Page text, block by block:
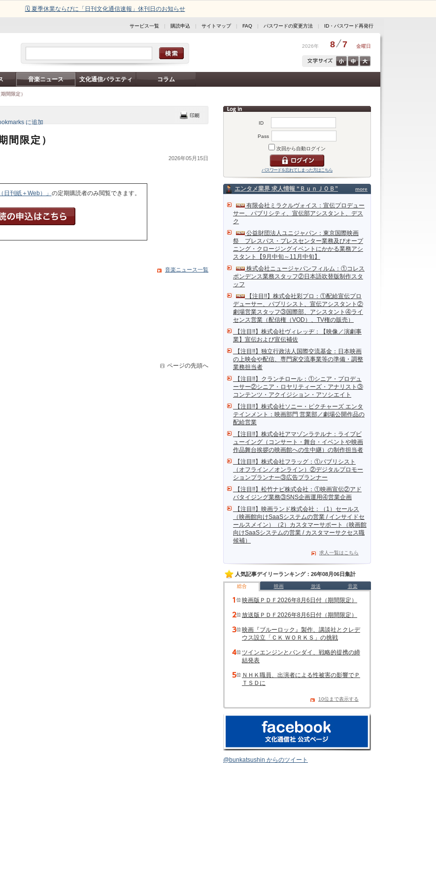
🗓️ 夏季休業ならびに「日刊文化通信速報」休刊日のお知らせ
サービス一覧 | 購読申込 | サイトマップ| FAQ | パスワードの変更方法 | ID・パスワード再発行
2026年 8 7 金曜日
音楽ニュース 文化通信バラエティ コラム
間限定）
ID
Pass
次回から自動ログイン
パスワードを忘れてしまった方はこちら
more
エンタメ業界 求人情報 “ＢｕｎＪＯＢ”
有限会社ミラクルヴォイス：宣伝プロデュー
サー、パブリシティ、宣伝部アシスタント、デス
ク
公益財団法人ユニジャパン：東京国際映画
祭 プレスパス・プレスセンター業務及びオープ
ニング・クロージングイベントにかかる業務アシ
スタント【9月中旬～11月中旬】
株式会社ニュージャパンフィルム：①コレス
ポンデンス業務スタッフ②日本語吹替版制作スタ
ッフ
【注目!!】株式会社彩プロ：①配給宣伝プロ
デューサー、パブリシスト、宣伝アシスタント②
劇場営業スタッフ③国際部、アシスタント④ライ
センス営業（配信権（VOD）、TV権の販売）
【注目!!】株式会社ヴィレッヂ：【映像／演劇事
業】宣伝および宣伝補佐
【注目!!】独立行政法人国際交流基金：日本映画
の上映会や配信、専門家交流事業等の準備・調整
業務担当者
【注目!!】クランチロール：①シニア・プロデュ
ーサー②シニア・ロヤリティーズ・アナリスト③
コンテンツ・アクイジション・アソシエイト
【注目!!】株式会社ソニー・ピクチャーズ エンタ
テインメント：映画部門 営業部／劇場公開作品の
配給営業
【注目!!】株式会社アマゾンラテルナ：ライブビ
ューイング（コンサート・舞台・イベントや映画
作品舞台挨拶の映画館への生中継）の制作担当者
【注目!!】株式会社フラッグ：①パブリシスト
（オフライン／オンライン）②デジタルプロモー
ションプランナー③広告プランナー
【注目!!】松竹ナビ株式会社：①映画宣伝②アド
バタイジング業務③SNS企画運用④営業企画
【注目!!】映画ランド株式会社：（1）セールス
（映画館向けSaaSシステムの営業 / インサイドセ
ールスメイン）（2）カスタマーサポート（映画館
向けSaaSシステムの営業 / カスタマーサクセス職
候補）
求人一覧はこちら
人気記事デイリーランキング：26年08月06日集計
総合 映画 放送 音楽
映画版ＰＤＦ2026年8月6日付（期間限定）
放送版ＰＤＦ2026年8月6日付（期間限定）
映画『ブルーロック』製作、講談社とクレデ
ウス設立「ＣＫ ＷＯＲＫＳ」の挑戦
ツインエンジンとバンダイ、戦略的提携の締
結発表
ＮＨＫ職員、出演者による性被害の影響でＰ
ＴＳＤに
10位まで表示する
@bunkatsushin からのツイート
間限定）
2026年05月15日
日刊紙＋Web）」 の定期購読者のみ閲覧できます。
音楽ニュース一覧
ページの先頭へ